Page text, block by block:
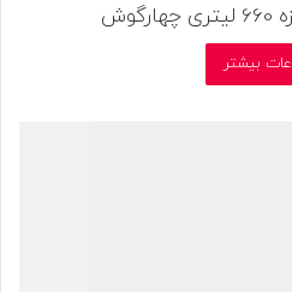
بیشتر